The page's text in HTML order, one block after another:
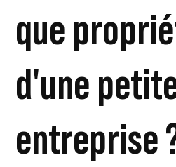
que
d'une
entreprise